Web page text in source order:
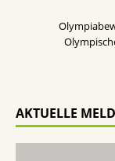
AKTUELLE